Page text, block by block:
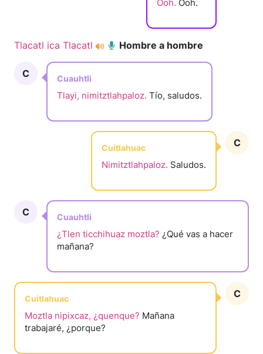
Ooh. Ooh.
Tlacatl ica Tlacatl Hombre a hombre
C Cuauhtli
Tlayi, nimitztlahpaloz. Tío, saludos.
C
Cuitlahuac
Nimitztlahpaloz. Saludos.
C Cuauhtli
¿Tlen ticchihuaz moztla? ¿Qué vas a hacer
mañana?
C
Cuitlahuac
Moztla nipixcaz, ¿quenque? Mañana
trabajaré, ¿porque?